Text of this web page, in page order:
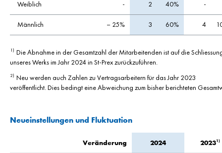
Weiblich - 2 40% -
Männlich – 25% 3 60% 4
1) Die Abnahme in der Gesamtzahl der Mitarbeitenden ist auf die
unseres Werks im Jahr 2024 in St-Prex zurückzuführen.
2) Neu werden auch Zahlen zu Vertragsarbeitern für das Jahr 2023
veröffentlicht. Dies bedingt eine Abweichung zum bisher berichteten
Neueinstellungen und Fluktuation
Veränderung 2024 20231)